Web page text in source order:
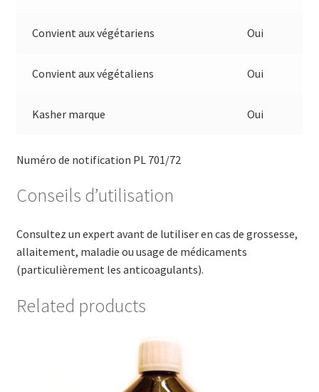
Convient aux végétariens Oui
Convient aux végétaliens Oui
Kasher marque Oui
Numéro de notification PL 701/72
Conseils d’utilisation
Consultez un expert avant de lutiliser en cas de grossesse,
allaitement, maladie ou usage de médicaments
(particulièrement les anticoagulants).
Related products